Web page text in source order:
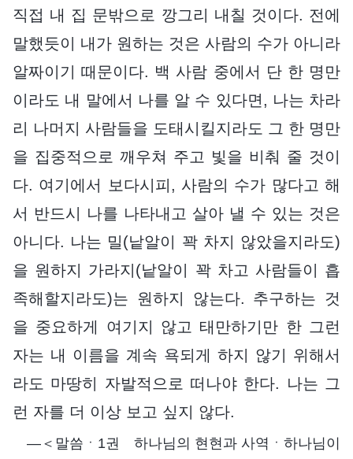
직접 내 집 문밖으로 깡그리 내칠 것이다. 전에
말했듯이 내가 원하는 것은 사람의 수가 아니라
알짜이기 때문이다. 백 사람 중에서 단 한 명만
이라도 내 말에서 나를 알 수 있다면, 나는 차라
리 나머지 사람들을 도태시킬지라도 그 한 명만
을 집중적으로 깨우쳐 주고 빛을 비춰 줄 것이
다. 여기에서 보다시피, 사람의 수가 많다고 해
서 반드시 나를 나타내고 살아 낼 수 있는 것은
아니다. 나는 밀(낱알이 꽉 차지 않았을지라도)
을 원하지 가라지(낱알이 꽉 차고 사람들이 흡
족해할지라도)는 원하지 않는다. 추구하는 것
을 중요하게 여기지 않고 태만하기만 한 그런
자는 내 이름을 계속 욕되게 하지 않기 위해서
라도 마땅히 자발적으로 떠나야 한다. 나는 그
런 자를 더 이상 보고 싶지 않다.
―＜말씀ㆍ1권 하나님의 현현과 사역ㆍ하나님이